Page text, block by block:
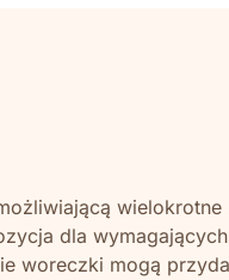
dla
woreczki mogą